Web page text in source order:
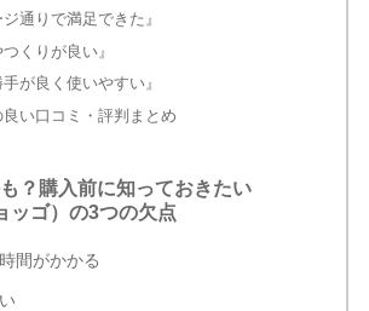
通りで満足できた』
くりが良い』
が良く使いやすい』
良い口コミ・評判まとめ
？購入前に知っておきたい
ッゴ）の3つの欠点
間がかかる